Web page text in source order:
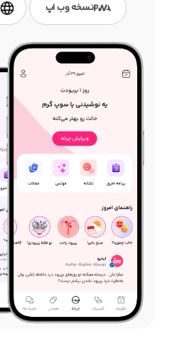
نسخه وب اپ